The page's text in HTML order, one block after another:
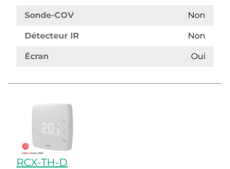
Sonde-COV Non
Détecteur IR Non
Écran Oui
RCX-TH-D